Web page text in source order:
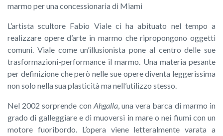
marmo per una concessionaria di Miami
L’artista scultore Fabio Viale ci ha abituato nel tempo a
realizzare opere d’arte in marmo che ripropongono oggetti
comuni. Viale come un’illusionista pone al centro delle sue
trasformazioni-performance il marmo. Una materia pesante
per definizione che però nelle sue opere diventa leggerissima
non solo nella sua plasticità ma nell’utilizzo stesso.
Nel 2002 sorprende con Ahgalla, una vera barca di marmo in
grado di galleggiare e di muoversi in mare o nei fiumi con un
motore fuoribordo. L’opera viene letteralmente varata a